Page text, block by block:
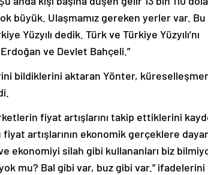
büyük. Ulaşmamız gereken yerler var.
Yüzyılı dedik. Türk ve Türkiye Yüzyılı’nı
ve Devlet Bahçeli.”
bildiklerini aktaran Yönter,
fiyat artışlarını takip ettiklerini
artışlarının ekonomik gerçeklere
ekonomiyi silah gibi kullananları biz
mu? Bal gibi var, buz gibi var.” ifadelerini